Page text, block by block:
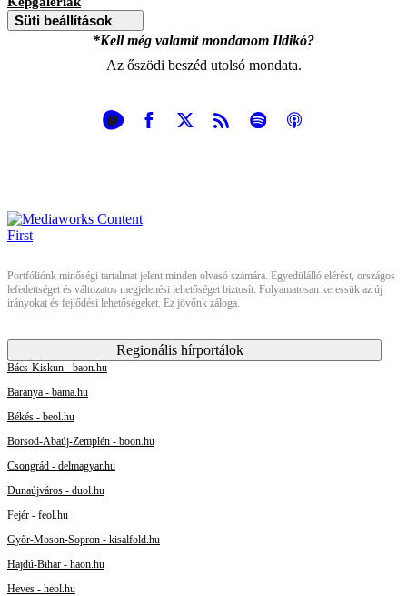
Süti beállítások
*Kell még valamit mondanom Ildikó?
Az őszödi beszéd utolsó mondata.
Portfóliónk minőségi tartalmat jelent minden olvasó számára. Egyedülálló elérést, országos
lefedettséget és változatos megjelenési lehetőséget biztosít. Folyamatosan keressük az új
irányokat és fejlődési lehetőségeket. Ez jövőnk záloga.
Regionális hírportálok
Bács-Kiskun - baon.hu
Baranya - bama.hu
Békés - beol.hu
Borsod-Abaúj-Zemplén - boon.hu
Csongrád - delmagyar.hu
Dunaújváros - duol.hu
Fejér - feol.hu
Győr-Moson-Sopron - kisalfold.hu
Hajdú-Bihar - haon.hu
Heves - heol.hu